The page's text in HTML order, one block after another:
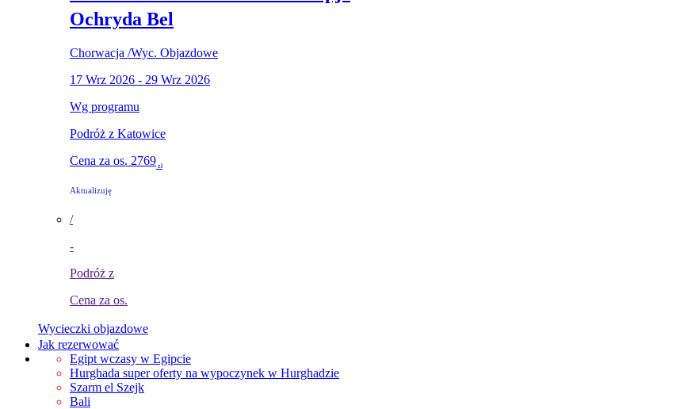
Ochryda Bel
Chorwacja /Wyc. Objazdowe
17 Wrz 2026 - 29 Wrz 2026
Wg programu
Podróż z Katowice
Cena za os. 2769 zł
Aktualizuję
/
-
Podróż z
Cena za os.
Wycieczki objazdowe
Jak rezerwować
Egipt wczasy w Egipcie
Hurghada super oferty na wypoczynek w Hurghadzie
Szarm el Szejk
Bali